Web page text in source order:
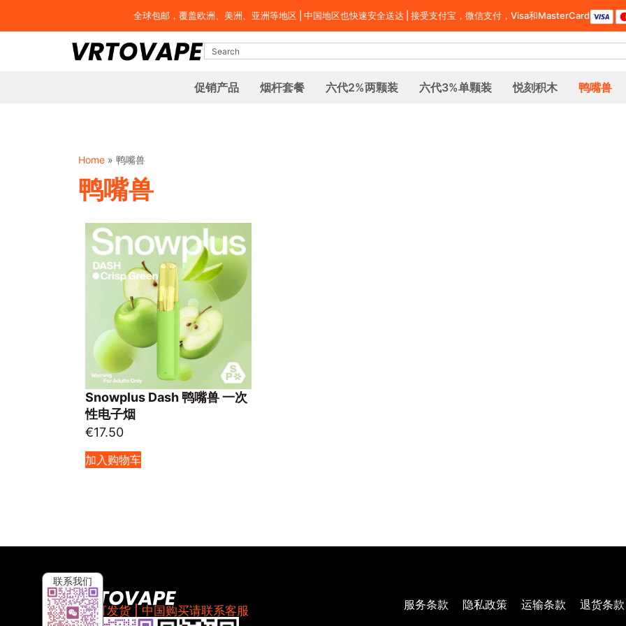
全球包邮，覆盖欧洲、美洲、亚洲等地区 | 中国地区也快速安全送达 | 接受支付宝，微信支付，Visa和MasterCard
促销产品 烟杆套餐 六代2%两颗装 六代3%单颗装 悦刻积木 鸭嘴兽
Home » 鸭嘴兽
鸭嘴兽
Snowplus Dash 鸭嘴兽 一次
性电子烟
€17.50
加入购物车
全球可发货 | 中国购买请联系客服 服务条款 隐私政策 运输条款 退货条款
联系我们